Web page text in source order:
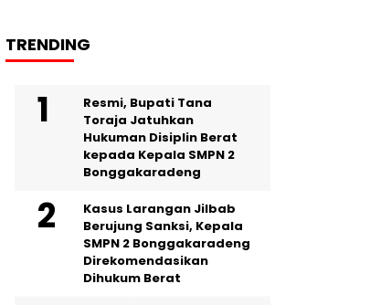
TRENDING
Resmi, Bupati Tana
Toraja Jatuhkan
Hukuman Disiplin Berat
kepada Kepala SMPN 2
Bonggakaradeng
Kasus Larangan Jilbab
Berujung Sanksi, Kepala
SMPN 2 Bonggakaradeng
Direkomendasikan
Dihukum Berat